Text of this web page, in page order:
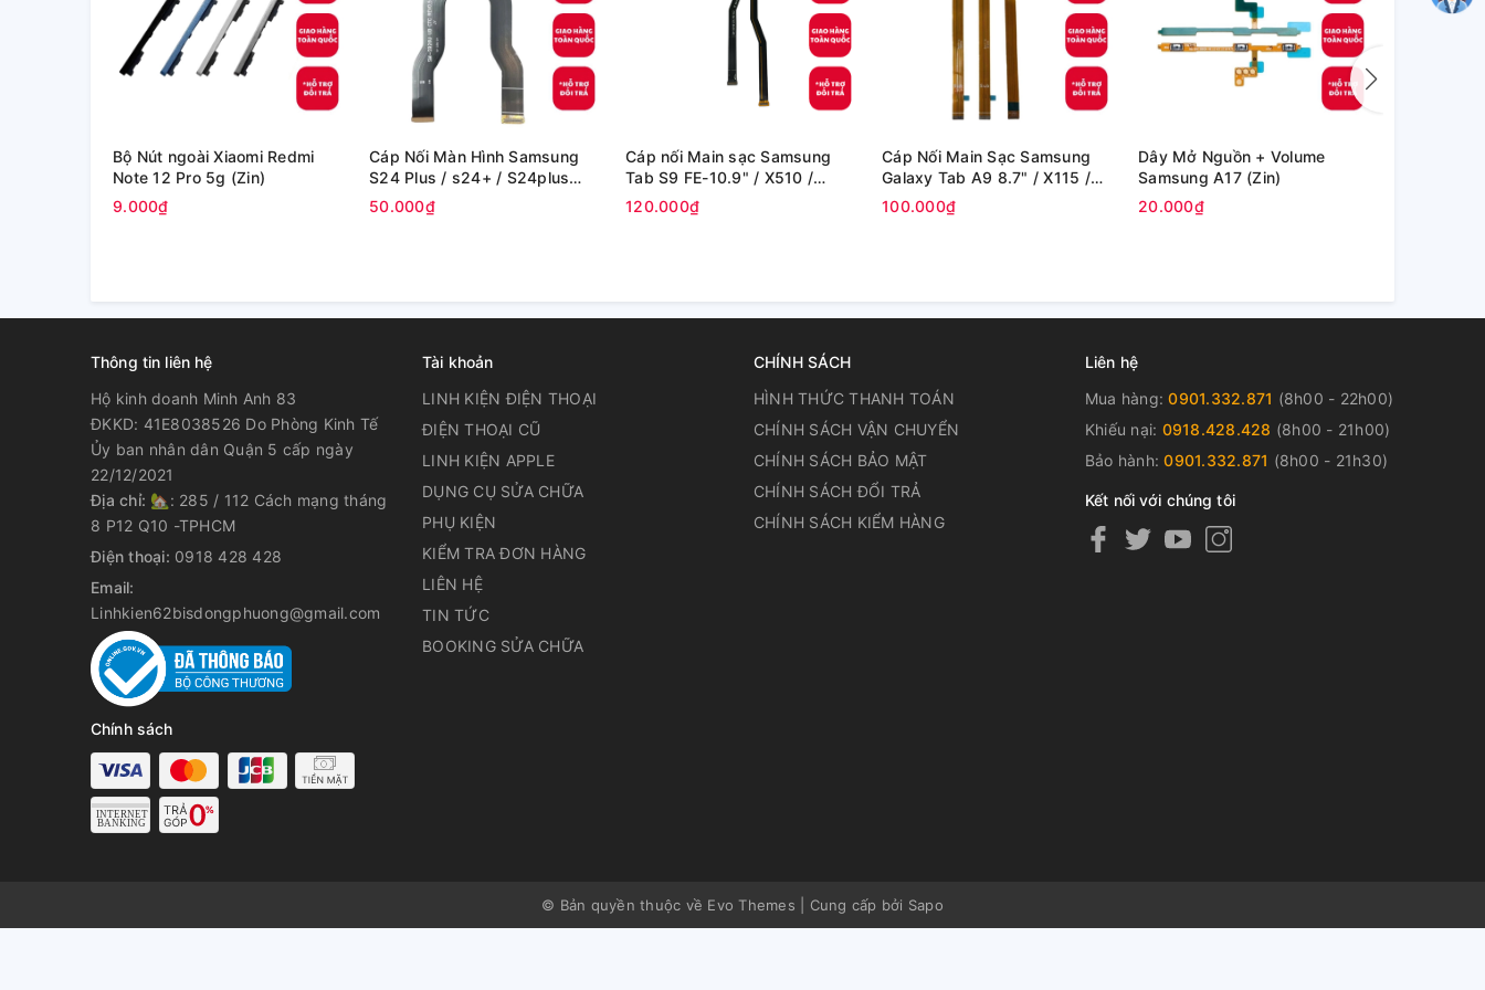
Bộ Nút ngoài Xiaomi Redmi
Note 12 Pro 5g (Zin)
9.000₫
Cáp Nối Màn Hình Samsung
S24 Plus / s24+ / S24plus
(Zin)
50.000₫
Cáp nối Main sạc Samsung
Tab S9 FE-10.9" / X510 /
X516B (Zin)
120.000₫
Cáp Nối Main Sạc Samsung
Galaxy Tab A9 8.7" / X115 /
X110 (Zin Máy)
100.000₫
Dây Mở Nguồn + Volume
Samsung A17 (Zin)
20.000₫
Thông tin liên hệ
Hộ kinh doanh Minh Anh 83
ĐKKD: 41E8038526 Do Phòng Kinh Tế
Ủy ban nhân dân Quận 5 cấp ngày
22/12/2021
Địa chỉ: 🏡: 285 / 112 Cách mạng tháng
8 P12 Q10 -TPHCM
Điện thoại: 0918 428 428
Email:
Linhkien62bisdongphuong@gmail.com
Chính sách
Tài khoản
LINH KIỆN ĐIỆN THOẠI
ĐIỆN THOẠI CŨ
LINH KIỆN APPLE
DỤNG CỤ SỬA CHỮA
PHỤ KIỆN
KIỂM TRA ĐƠN HÀNG
LIÊN HỆ
TIN TỨC
BOOKING SỬA CHỮA
CHÍNH SÁCH
HÌNH THỨC THANH TOÁN
CHÍNH SÁCH VẬN CHUYỂN
CHÍNH SÁCH BẢO MẬT
CHÍNH SÁCH ĐỔI TRẢ
CHÍNH SÁCH KIỂM HÀNG
Liên hệ
Mua hàng:0901.332.871 (8h00 - 22h00)
Khiếu nại: 0918.428.428 (8h00 - 21h00)
Bảo hành:0901.332.871 (8h00 - 21h30)
Kết nối với chúng tôi
© Bản quyền thuộc về Evo Themes Cung cấp bởi Sapo